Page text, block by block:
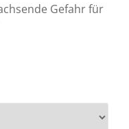
Gefahr für